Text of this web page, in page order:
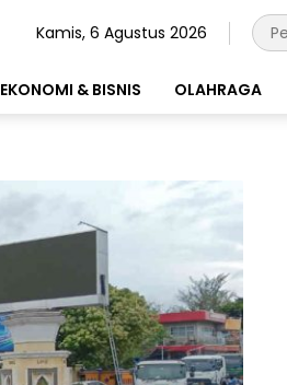
Kamis, 6 Agustus 2026
EKONOMI & BISNIS OLAHRAGA